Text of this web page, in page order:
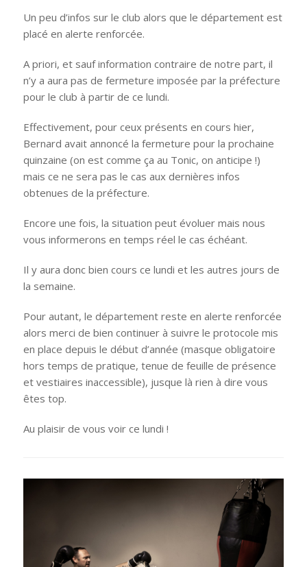
Un peu d’infos sur le club alors que le département est
placé en alerte renforcée.
A priori, et sauf information contraire de notre part, il
n’y a aura pas de fermeture imposée par la préfecture
pour le club à partir de ce lundi.
Effectivement, pour ceux présents en cours hier,
Bernard avait annoncé la fermeture pour la prochaine
quinzaine (on est comme ça au Tonic, on anticipe !)
mais ce ne sera pas le cas aux dernières infos
obtenues de la préfecture.
Encore une fois, la situation peut évoluer mais nous
vous informerons en temps réel le cas échéant.
Il y aura donc bien cours ce lundi et les autres jours de
la semaine.
Pour autant, le département reste en alerte renforcée
alors merci de bien continuer à suivre le protocole mis
en place depuis le début d’année (masque obligatoire
hors temps de pratique, tenue de feuille de présence
et vestiaires inaccessible), jusque là rien à dire vous
êtes top.
Au plaisir de vous voir ce lundi !